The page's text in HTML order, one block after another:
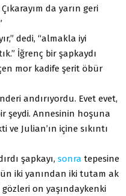
da yarın geri
dedi, “almakla iyi
İğrenç bir şapkaydı
mor kadife şerit öbür
andırıyordu. Evet evet,
şeydi. Annesinin hoşuna
Julian’ın içine sıkıntı
şapkayı, sonra tepesine
iki yanından iki tutam ak
gözleri on yaşındaykenki